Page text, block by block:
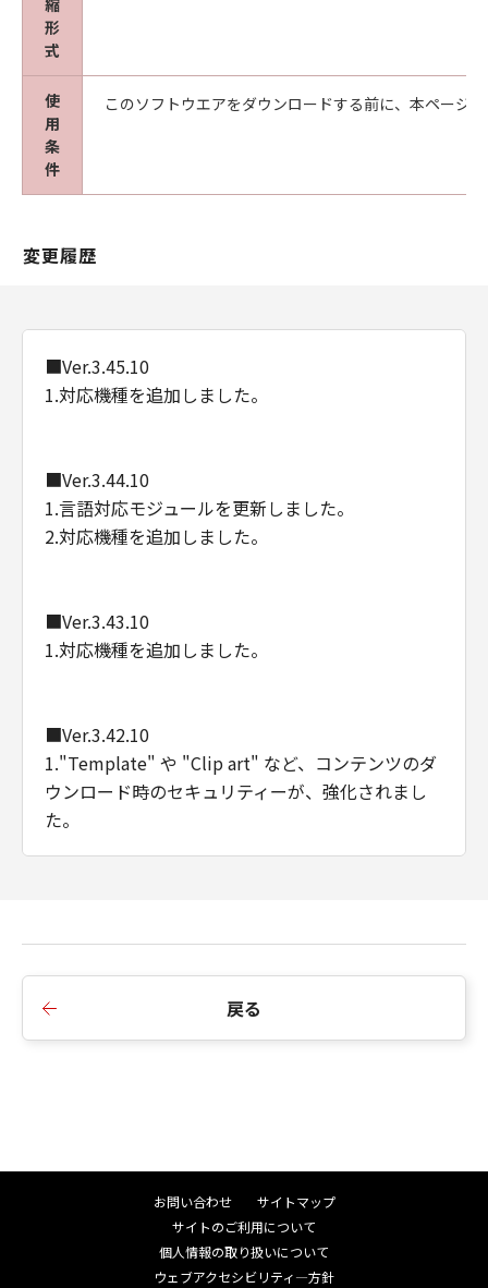
縮
形
式
使
用
条
件
このソフトウエアをダウンロードする前に、本ページ
変更履歴
■Ver.3.45.10
1.対応機種を追加しました。
■Ver.3.44.10
1.言語対応モジュールを更新しました。
2.対応機種を追加しました。
■Ver.3.43.10
1.対応機種を追加しました。
■Ver.3.42.10
1."Template" や "Clip art" など、コンテンツのダ
ウンロード時のセキュリティーが、強化されまし
た。
■Ver.3.40.10
1.サポートOSにWindows 11を追加しました。
1.以下のケースで、インターネット経由で
PosterArtistがアップグレードされる機能が追加さ
戻る
お問い合わせ
サイトマップ
サイトのご利用について
個人情報の取り扱いについて
ウェブアクセシビリティ―方針